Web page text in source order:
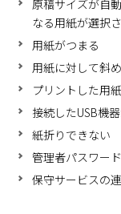
原稿サイズが自
なる用紙が選択
用紙がつまる
用紙に対して斜
プリントした用
接続したUSB機
紙折りできない
管理者パスワー
保守サービスの